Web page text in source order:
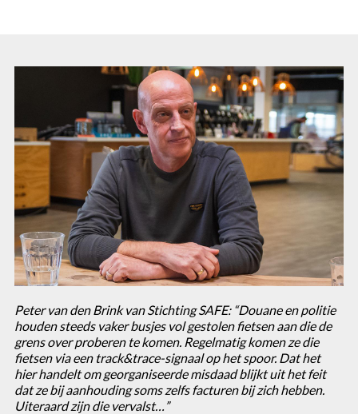
Peter van den Brink van Stichting SAFE: “Douane en politie
houden steeds vaker busjes vol gestolen fietsen aan die de
grens over proberen te komen. Regelmatig komen ze die
fietsen via een track&trace-signaal op het spoor. Dat het
hier handelt om georganiseerde misdaad blijkt uit het feit
dat ze bij aanhouding soms zelfs facturen bij zich hebben.
Uiteraard zijn die vervalst…”